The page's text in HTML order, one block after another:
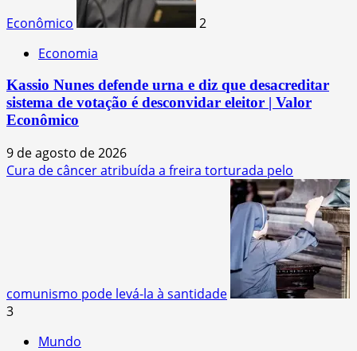
Econômico
2
Economia
Kassio Nunes defende urna e diz que desacreditar
sistema de votação é desconvidar eleitor | Valor
Econômico
9 de agosto de 2026
Cura de câncer atribuída a freira torturada pelo
comunismo pode levá-la à santidade
3
Mundo